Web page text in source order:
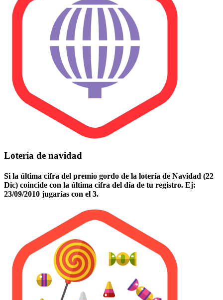
Lotería de navidad
Si la última cifra del premio gordo de la lotería de Navidad (22
Dic) coincide con la última cifra del día de tu registro. Ej:
23/09/2010 jugarías con el 3.